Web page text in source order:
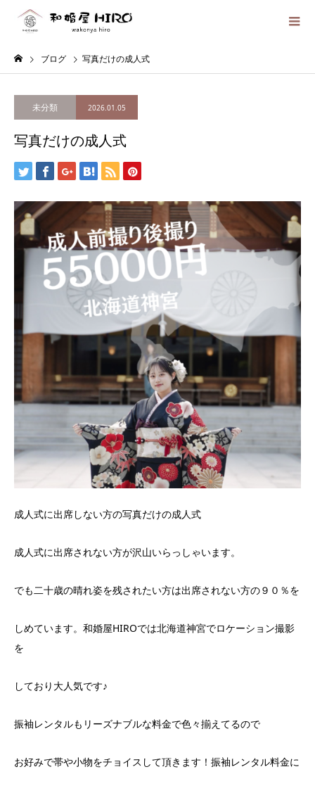
ブログ 写真だけの成人式
未分類 2026.01.05
写真だけの成人式
成人式に出席しない方の写真だけの成人式
成人式に出席されない方が沢山いらっしゃいます。
でも二十歳の晴れ姿を残されたい方は出席されない方の９０％を
しめています。和婚屋HIROでは北海道神宮でロケーション撮影
を
しており大人気です♪
振袖レンタルもリーズナブルな料金で色々揃えてるので
お好みで帯や小物をチョイスして頂きます！振袖レンタル料金に